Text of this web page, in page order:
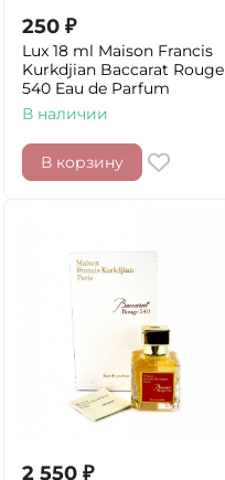
250 ₽
Lux 18 ml Maison Francis
Kurkdjian Baccarat Rouge
540 Eau de Parfum
В наличии
В корзину
2 550 ₽